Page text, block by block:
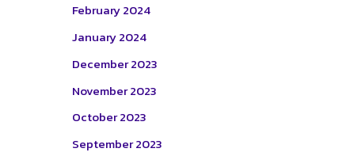
February 2024
January 2024
December 2023
November 2023
October 2023
September 2023